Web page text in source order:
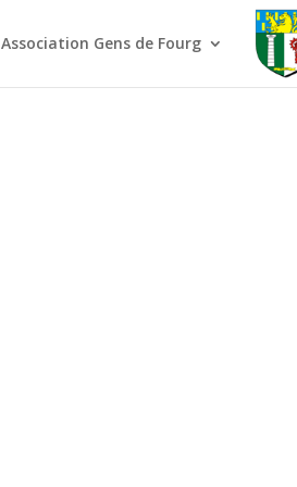
Association Gens de Fourg